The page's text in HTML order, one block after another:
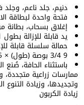
دنيم، جلد ناعم، وجلد
فتحة واحدة لبطاقة
إغلاق بسحاب، بطانة
يد قابلة للإزالة بطول 11 3/4 بوصة
حمالة سلسلة قابلة للإزالة
9 3/4 بوصة (طول) × 5 بوصة (ارتفاع) × 3 1/2 بوصة (عرض)
باستثناء الحافة،
ممارسات زراعية
وتجديدها، وزيادة
زيادة الكربون